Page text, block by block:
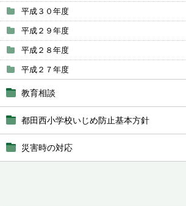
平成３０年度
平成２９年度
平成２８年度
平成２７年度
教育相談
都田西小学校いじめ防止基本方針
災害時の対応